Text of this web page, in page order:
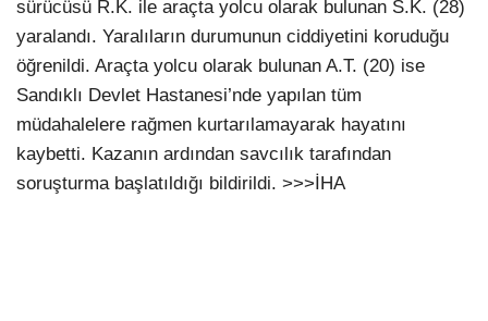
sürücüsü R.K. ile araçta yolcu olarak bulunan S.K. (28)
yaralandı. Yaralıların durumunun ciddiyetini koruduğu
öğrenildi. Araçta yolcu olarak bulunan A.T. (20) ise
Sandıklı Devlet Hastanesi’nde yapılan tüm
müdahalelere rağmen kurtarılamayarak hayatını
kaybetti. Kazanın ardından savcılık tarafından
soruşturma başlatıldığı bildirildi. >>>İHA